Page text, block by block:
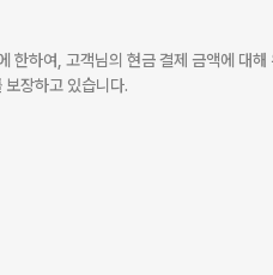
한하여, 고객님의 현금 결제 금액에 대해
장하고 있습니다.